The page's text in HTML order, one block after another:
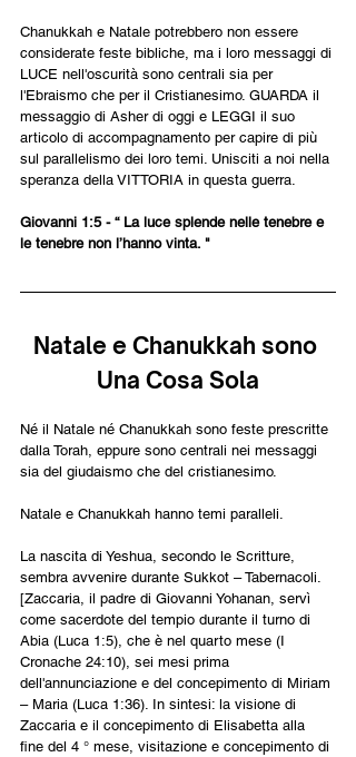
Chanukkah e Natale potrebbero non essere
considerate feste bibliche, ma i loro messaggi di
LUCE nell'oscurità sono centrali sia per
l'Ebraismo che per il Cristianesimo. GUARDA il
messaggio di Asher di oggi e LEGGI il suo
articolo di accompagnamento per capire di più
sul parallelismo dei loro temi. Unisciti a noi nella
speranza della VITTORIA in questa guerra.
Giovanni 1:5 - “ La luce splende nelle tenebre e
le tenebre non l’hanno vinta. "
Natale e Chanukkah sono
Una Cosa Sola
Né il Natale né Chanukkah sono feste prescritte
dalla Torah, eppure sono centrali nei messaggi
sia del giudaismo che del cristianesimo.
Natale e Chanukkah hanno temi paralleli.
La nascita di Yeshua, secondo le Scritture,
sembra avvenire durante Sukkot – Tabernacoli.
[Zaccaria, il padre di Giovanni Yohanan, servì
come sacerdote del tempio durante il turno di
Abia (Luca 1:5), che è nel quarto mese (I
Cronache 24:10), sei mesi prima
dell'annunciazione e del concepimento di Miriam
– Maria (Luca 1:36). In sintesi: la visione di
Zaccaria e il concepimento di Elisabetta alla
fine del 4 ° mese, visitazione e concepimento di